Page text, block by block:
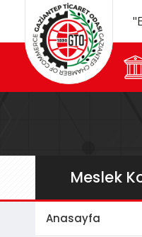
Meslek
Anasayfa